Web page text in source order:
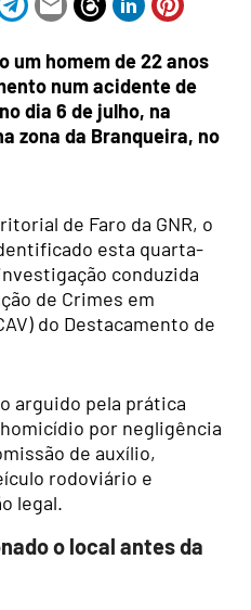
um homem de 22 anos
num acidente de
dia 6 de julho, na
zona da Branqueira, no
de Faro da GNR, o
esta quarta-
conduzida
de Crimes em
do Destacamento de
arguido pela prática
por negligência
de auxílio,
rodoviário e
legal.
o local antes da